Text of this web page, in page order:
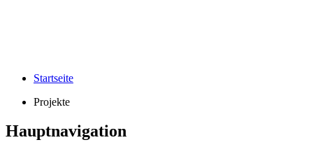
Startseite
Projekte
Hauptnavigation